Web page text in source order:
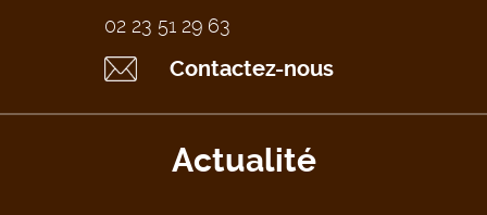
02 23 51 29 63
Contactez-nous
Actualité